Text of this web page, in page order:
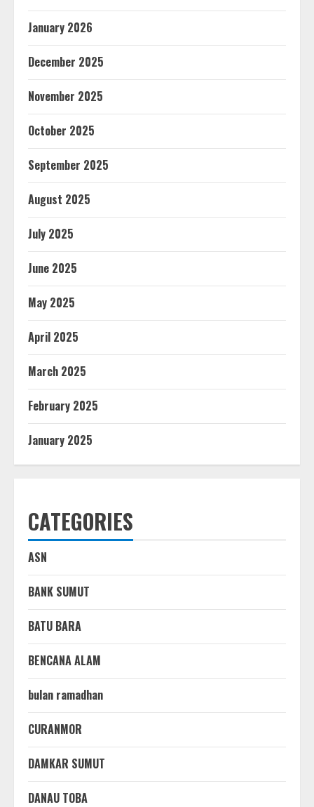
January 2026
December 2025
November 2025
October 2025
September 2025
August 2025
July 2025
June 2025
May 2025
April 2025
March 2025
February 2025
January 2025
CATEGORIES
ASN
BANK SUMUT
BATU BARA
BENCANA ALAM
bulan ramadhan
CURANMOR
DAMKAR SUMUT
DANAU TOBA